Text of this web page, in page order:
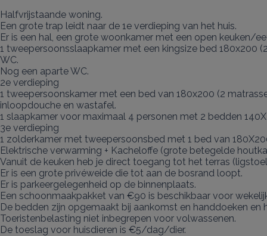
Halfvrijstaande woning.
Een grote trap leidt naar de 1e verdieping van het huis.
Er is een hal, een grote woonkamer met een open keuken/
1 tweepersoonsslaapkamer met een kingsize bed
WC.
Nog een aparte WC.
2e verdieping
1 tweepersoonskamer met een bed van 180x200 (2
inloopdouche en wastafel.
1 slaapkamer voor maximaal 4 personen met 2 bedden
3e verdieping
1 zolderkamer met tweepersoonsbed met 1 bed van
Elektrische verwarming + Kacheloffe (grote betegelde
Vanuit de keuken heb je direct toegang tot het terras
Er is een grote privéweide die tot aan de bosrand loopt.
Er is parkeergelegenheid op de binnenplaats.
Een schoonmaakpakket van €90 is beschikbaar voor
De bedden zijn opgemaakt bij aankomst en handdoeken en
Toeristenbelasting niet inbegrepen voor volwassenen.
De toeslag voor huisdieren is €5/dag/dier.